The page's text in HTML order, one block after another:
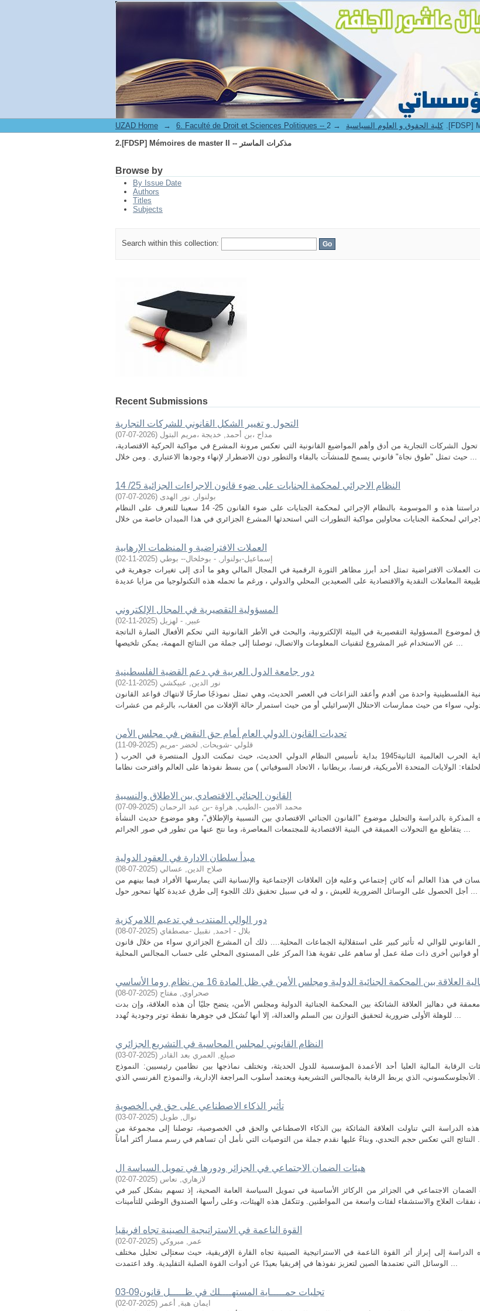
2.[FDSP] Mémoires de master II -- مذكرات الماستر
UZAD Home → 6. Faculté de Droit et Sciences Politiques -- كلية الحقوق و العلوم السياسية →
2.[FDSP] Mémoires de master II -- مذكرات الماستر
Browse by
By Issue Date
Authors
Titles
Subjects
Search within this collection:
Recent Submissions
التحول و تغيير الشكل القانوني للشركات التجارية
مداح ،بن أحمد, خديجة ،مريم البتول (
2026-07-07
)
تحول الشركات التجارية من أدق وأهم المواضيع القانونية التي تعكس مرونة المشرع في مواكبة الحركية الاقتصادية،
حيث تمثل "طوق نجاة" قانوني يسمح للمنشآت بالبقاء والتطور دون الاضطرار لإنهاء وجودها الاعتباري . ومن خلال ...
النظام الاجرائي لمحكمة الجنايات على ضوء قانون الاجراءات الجزائية 25/ 14
بولنوار, نور الهدى (
2026-07-07
)
من خلال دراستنا هذه و الموسومة بالنظام الإجرائي لمحكمة الجنايات على ضوء القانون 25- 14 سعينا للتعرف على النظام
العملات الافتراضية و المنظمات الإرهابية
إسماعيل-بولنوار, - بوخلخال-- بوطي (
2025-11-02
)
العملات الافتراضية تمثل أحد أبرز مظاهر الثورة الرقمية في المجال المالي وهو ما أدى إلى تغيرات جوهرية في
المسؤولية التقصيرية في المجال الإلكتروني
عبير, - لهزيل (
2025-11-02
)
لموضوع المسؤولية التقصيرية في البيئة الإلكترونية، والبحث في الأطر القانونية التي تحكم الأفعال الضارة الناتجة
عن الاستخدام غير المشروع لتقنيات المعلومات والاتصال، توصلنا إلى جملة من النتائج المهمة، يمكن تلخيصها ...
دور جامعة الدول العربية في دعم القضية الفلسطينية
نور الدين, عبيكشي (
2025-11-02
)
الفلسطينية واحدة من أقدم وأعقد النزاعات في العصر الحديث، وهي تمثل نموذجًا صارخًا لانتهاك قواعد القانون
تحديات القانون الدولي العام أمام حق النقض في مجلس الأمن
قلولي -شويحات, لخضر -مريم (
2025-09-11
)
شكلت نهاية الحرب العالمية الثانية1945 بداية تأسيس النظام الدولي الحديث، حيث تمكنت الدول المنتصرة في الحرب (
القانون الجنائي الاقتصادي بين الاطلاق والنسبية
محمد الامين -الطيب, هراوة -بن عبد الرحمان (
2025-09-07
)
المذكرة بالدراسة والتحليل موضوع "القانون الجنائي الاقتصادي بين النسبية والإطلاق"، وهو موضوع حديث النشأة
يتقاطع مع التحولات العميقة في البنية الاقتصادية للمجتمعات المعاصرة، وما نتج عنها من تطور في صور الجرائم ...
مبدأ سلطان الادارة في العقود الدولية
صلاح الدين, عسالي (
2025-07-08
)
في هذا العالم أنه كائن إجتماعي وعليه فإن العلاقات الإجتماعية والإنسانية التي يمارسها الأفراد فيما بينهم من
أجل الحصول على الوسائل الضرورية للعيش ، و له في سبيل تحقيق ذلك اللجوء إلى طرق عديدة كلها تمحور حول ...
دور الوالي المنتدب في تدعيم اللامركزية
بلال - احمد, نقبيل -مصطفاي (
2025-07-08
)
القانوني للوالي له تأثير كبير على استقلالية الجماعات المحلية.... ذلك أن المشرع الجزائري سواء من خلال قانون
العلاقة بين المحكمة الجنائية الدولية ومجلس الأمن في ظل المادة 16 من نظام روما الأساسي
صحراوي, مفتاح (
2025-07-08
)
في دهاليز العلاقة الشائكة بين المحكمة الجنائية الدولية ومجلس الأمن، يتضح جليًا أن هذه العلاقة، وإن بدت
للوهلة الأولى ضرورية لتحقيق التوازن بين السلم والعدالة، إلا أنها تُشكل في جوهرها نقطة توتر وجودية تُهدد ...
النظام القانوني لمجلس المحاسبة في التشريع الجزائري
صيلع, العمري بعد القادر (
2025-07-03
)
الرقابة المالية العليا أحد الأعمدة المؤسسية للدول الحديثة، وتختلف نماذجها بين نظامين رئيسيين: النموذج
الفرنسي الذي ...
تأثير الذكاء الاصطناعي على حق في الخصوية
نوال, طويل (
2025-07-03
)
الدراسة التي تناولت العلاقة الشائكة بين الذكاء الاصطناعي والحق في الخصوصية، توصلنا إلى مجموعة من
مسار أكثر أماناً ...
هيئات الضمان الاجتماعي في الجزائر ودورها في تمويل السياسة ال
لازهاري, نعاس (
2025-07-02
)
الضمان الاجتماعي في الجزائر من الركائز الأساسية في تمويل السياسة العامة الصحية، إذ تسهم بشكل كبير في
القوة الناعمة في الاستراتيجية الصينية تجاه افريقيا
عمر, مبروكي (
2025-07-02
)
إلى إبراز أثر القوة الناعمة في الاستراتيجية الصينية تجاه القارة الإفريقية، حيث سعتإلى تحليل مختلف
الوسائل التي تعتمدها الصين لتعزيز نفوذها في إفريقيا بعيدًا عن أدوات القوة الصلبة التقليدية. وقد اعتمدت ...
تجليات حمـــــاية المستهــــلك في ظـــــل قانون09-03
ايمان هبة, أعمر (
2025-07-02
)